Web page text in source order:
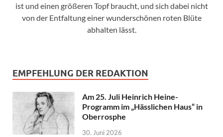
ist und einen größeren Topf braucht, und sich dabei nicht
von der Entfaltung einer wunderschönen roten Blüte
abhalten lässt.
EMPFEHLUNG DER REDAKTION
Am 25. Juli Heinrich Heine-
Programm im „Hässlichen Haus“ in
Oberrosphe
30. Juni 2026